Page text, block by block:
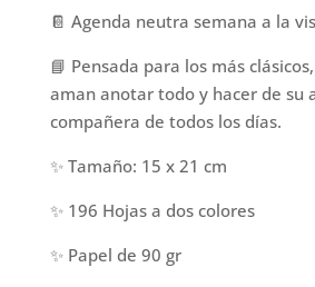
-
Neutra
cantidad
📔 Agenda neutra semana a la
📘 Pensada para los más
aman anotar todo y hacer de su
compañera de todos los días.
✨ Tamaño: 15 x 21 cm
✨ 196 Hojas a dos colores
✨ Papel de 90 gr